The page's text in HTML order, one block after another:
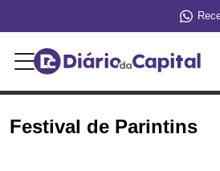
Festival de Parintins